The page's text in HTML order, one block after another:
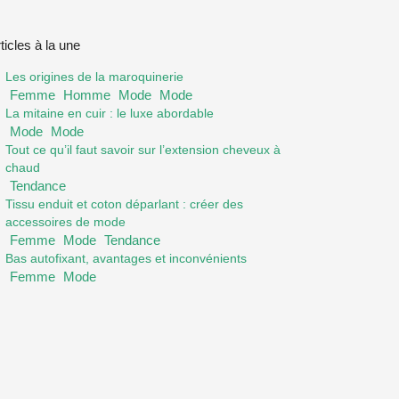
à la une
Les origines de la maroquinerie
Femme Homme Mode Mode
La mitaine en cuir : le luxe abordable
Mode Mode
Tout ce qu’il faut savoir sur l’extension cheveux à
chaud
Tendance
Tissu enduit et coton déparlant : créer des
accessoires de mode
Femme Mode Tendance
Bas autofixant, avantages et inconvénients
Femme Mode